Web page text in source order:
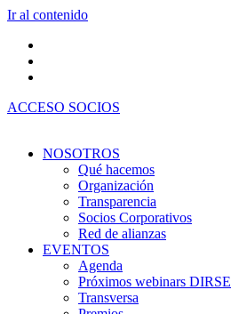
Ir al contenido
ACCESO SOCIOS
NOSOTROS
Qué hacemos
Organización
Transparencia
Socios Corporativos
Red de alianzas
EVENTOS
Agenda
Próximos webinars DIRSE
Transversa